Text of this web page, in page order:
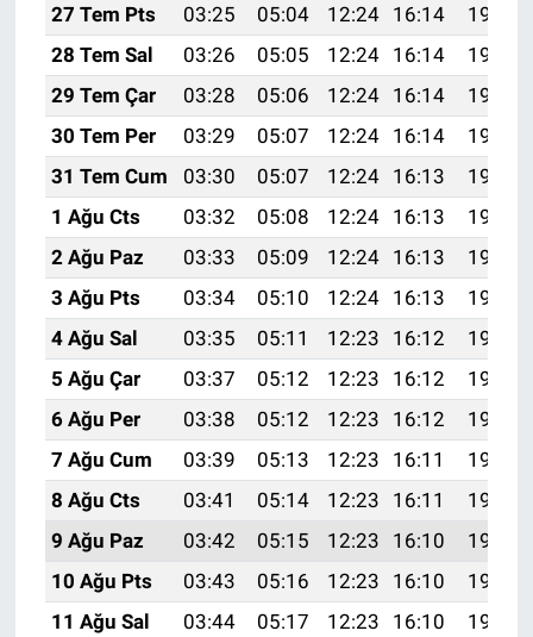
27 Tem Pts
03:25 05:04 12:24 16:14
19:34
28 Tem Sal
03:26 05:05 12:24 16:14
19:33
29 Tem Çar
03:28 05:06 12:24 16:14
19:32
30 Tem Per
03:29 05:07 12:24 16:14
19:31
31 Tem Cum
03:30 05:07 12:24 16:13
19:30
1 Ağu Cts
03:32 05:08 12:24 16:13
19:29
2 Ağu Paz
03:33 05:09 12:24 16:13
19:28
3 Ağu Pts
03:34 05:10 12:24 16:13
19:27
4 Ağu Sal
03:35 05:11 12:23 16:12
19:26
5 Ağu Çar
03:37 05:12 12:23 16:12
19:25
6 Ağu Per
03:38 05:12 12:23 16:12
19:24
7 Ağu Cum
03:39 05:13 12:23 16:11
19:23
8 Ağu Cts
03:41 05:14 12:23 16:11
19:22
9 Ağu Paz
03:42 05:15 12:23 16:10
19:21
10 Ağu Pts
03:43 05:16 12:23 16:10
19:20
11 Ağu Sal
03:44 05:17 12:23 16:10
19:18